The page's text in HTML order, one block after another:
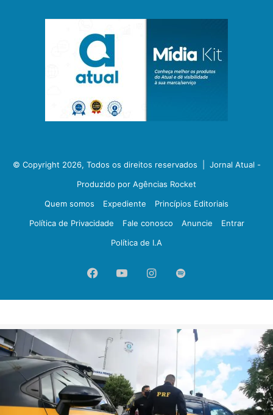
© Copyright 2026, Todos os direitos reservados | Jornal Atual -
Produzido por Agências Rocket
Quem somos
Expediente
Princípios Editoriais
Política de Privacidade
Fale conosco Anuncie
Entrar
Política de I.A
FacebookYouTubeInstagram
Spotify